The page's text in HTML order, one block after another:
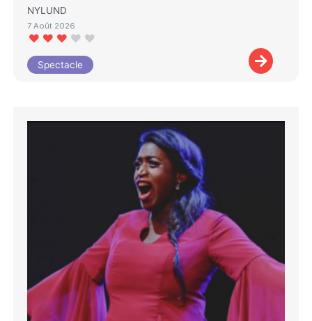
NYLUND
7 Août 2026
Spectacle